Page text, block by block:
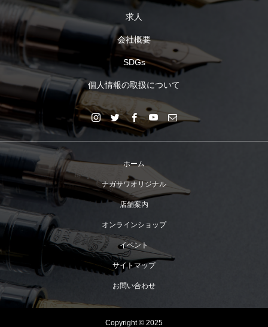
求人
会社概要
SDGs
個人情報の取扱について
ホーム
ナガサワオリジナル
店舗案内
オンラインショップ
イベント
サイトマップ
お問い合わせ
Copyright © 2025